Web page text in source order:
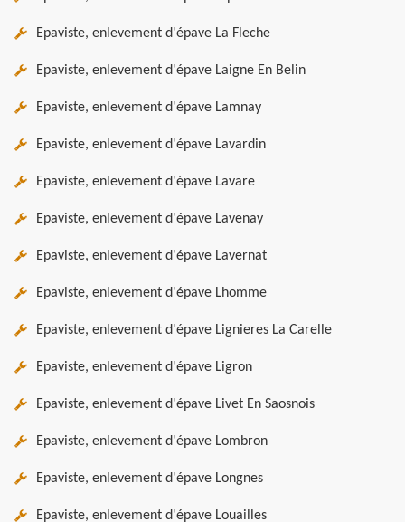
Epaviste, enlevement d'épave La Fleche
Epaviste, enlevement d'épave Laigne En Belin
Epaviste, enlevement d'épave Lamnay
Epaviste, enlevement d'épave Lavardin
Epaviste, enlevement d'épave Lavare
Epaviste, enlevement d'épave Lavenay
Epaviste, enlevement d'épave Lavernat
Epaviste, enlevement d'épave Lhomme
Epaviste, enlevement d'épave Lignieres La Carelle
Epaviste, enlevement d'épave Ligron
Epaviste, enlevement d'épave Livet En Saosnois
Epaviste, enlevement d'épave Lombron
Epaviste, enlevement d'épave Longnes
Epaviste, enlevement d'épave Louailles